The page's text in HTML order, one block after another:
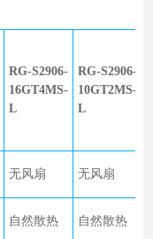
RG-S2906-
16GT4MS-
L
RG-S2906-
10GT2MS-
L
无风扇 无风扇
自然散热 自然散热